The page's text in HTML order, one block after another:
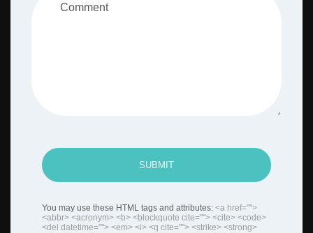
SUBMIT
You may use these HTML tags and attributes: <a href="">
<abbr> <acronym> <b> <blockquote cite=""> <cite> <code>
<del datetime=""> <em> <i> <q cite=""> <strike> <strong>